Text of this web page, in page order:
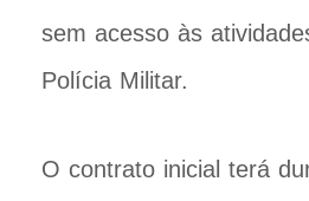
sem acesso às
Polícia Militar.
O contrato inicial terá